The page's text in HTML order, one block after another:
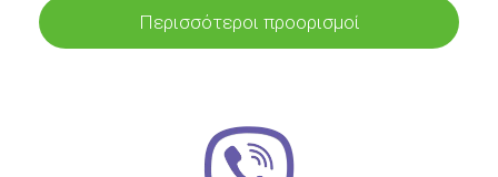
Περισσότεροι προορισμοί